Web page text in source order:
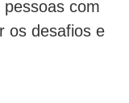
com
os desafios e